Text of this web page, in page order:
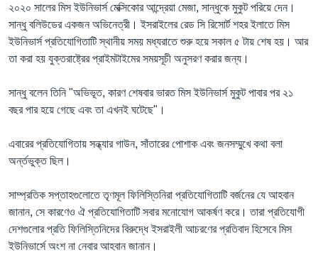
২০২০ সালের মিস ইউনিভার্স মেক্সিকোর আন্দ্রেয়া মেজা, সান্ধুকে মুকুট পরিয়ে দেন।
সান্ধু বলিউডের একজন অভিনেত্রী। ইসরাইলের রেড সি রিসোর্ট শহর ইলাতে মিস
ইউনিভার্স প্রতিযোগিতাটি স্থানীয় সময় মধ্যরাতে শুরু হয়ে সকাল ৫ টায় শেষ হয়। আর
তা করা হয় যুক্তরাষ্ট্রের প্রাইমটাইমের সময়সূচী অনুসরণ করার জন্য।
সান্ধু বলেন তিনি "অভিভূত, কারণ শেষবার ভারত মিস ইউনিভার্স মুকুট পাবার পর ২১
বছর পার হয়ে গেছে এবং তা এখনই ঘটেছে"।
এবারের প্রতিযোগিতায় সন্ধ্যার গাউন, সাঁতারের পোশাক এবং জনসম্মুখে কথা বলা
অর্ন্তভুক্ত ছিল।
সাম্প্রতিক সপ্তাহগুলোতে তৃণমূল ফিলিস্তিনিরা প্রতিযোগিতাটি বর্জনের যে আহবান
জানান, সে কারণেও ঐ প্রতিযোগিতাটি সবার মনোযোগ আকর্ষণ করে। তারা প্রতিযোগী
দেশগুলোর প্রতি ফিলিস্তিনিদের বিরুদ্ধে ইসরাইলী আচরণের প্রতিবাদ হিসেবে মিস
ইউনিভার্সে অংশ না নেবার আহবান জানান।